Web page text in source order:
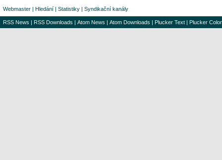
Webmaster | Hledání | Statistiky | Syndikační kanály
RSS News | RSS Downloads | Atom News | Atom Downloads | Plucker Text | Plucker Color